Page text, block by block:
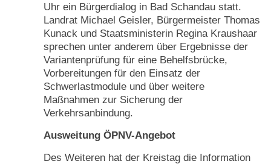
Uhr ein Bürgerdialog in Bad Schandau statt.
Landrat Michael Geisler, Bürgermeister Thomas
Kunack und Staatsministerin Regina Kraushaar
sprechen unter anderem über Ergebnisse der
Variantenprüfung für eine Behelfsbrücke,
Vorbereitungen für den Einsatz der
Schwerlastmodule und über weitere
Maßnahmen zur Sicherung der
Verkehrsanbindung.
Ausweitung ÖPNV-Angebot
Des Weiteren hat der Kreistag die Information